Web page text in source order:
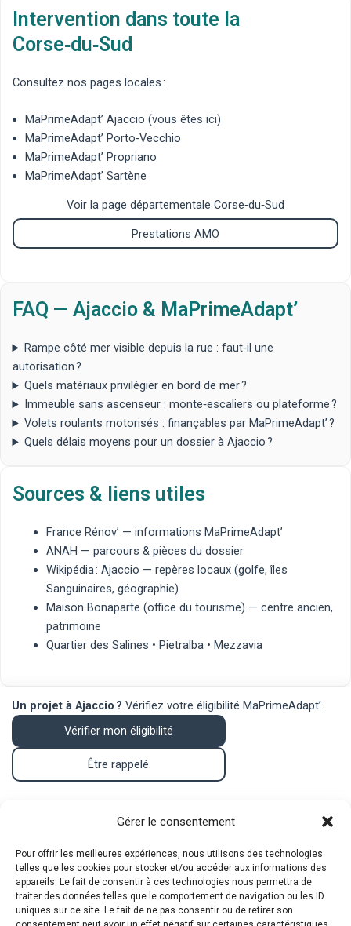
Gérer le consentement
Pour offrir les meilleures expériences, nous utilisons des technologies
telles que les cookies pour stocker et/ou accéder aux informations des
appareils. Le fait de consentir à ces technologies nous permettra de
traiter des données telles que le comportement de navigation ou les ID
uniques sur ce site. Le fait de ne pas consentir ou de retirer son
Intervention dans toute la
Corse‑du‑Sud
Consultez nos pages locales :
MaPrimeAdapt’ Ajaccio (vous êtes ici)
MaPrimeAdapt’ Porto‑Vecchio
MaPrimeAdapt’ Propriano
MaPrimeAdapt’ Sartène
Voir la page départementale Corse‑du‑Sud
Prestations AMO
FAQ — Ajaccio & MaPrimeAdapt’
Rampe côté mer visible depuis la rue : faut‑il une
autorisation ?
Quels matériaux privilégier en bord de mer ?
Immeuble sans ascenseur : monte‑escaliers ou plateforme ?
Volets roulants motorisés : finançables par MaPrimeAdapt’ ?
Quels délais moyens pour un dossier à Ajaccio ?
Sources & liens utiles
France Rénov’ — informations MaPrimeAdapt’
ANAH — parcours & pièces du dossier
Wikipédia : Ajaccio — repères locaux (golfe, îles
Sanguinaires, géographie)
Maison Bonaparte (office du tourisme) — centre ancien,
patrimoine
Quartier des Salines •Pietralba •Mezzavia
Un projet à Ajaccio ? Vérifiez votre éligibilité MaPrimeAdapt’.
Vérifier mon éligibilité
Être rappelé
Téléphone : 07.83.05.00.26
Mail :mpa@srat.fr